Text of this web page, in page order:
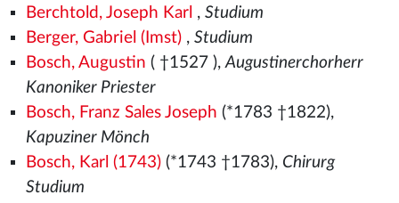
Berchtold, Joseph Karl , Studium
Berger, Gabriel (Imst), Studium
Bosch, Augustin ( †1527 ),Augustinerchorherr
Kanoniker Priester
Bosch, Franz Sales Joseph (*1783 †1822),
Kapuziner Mönch
Bosch, Karl (1743)(*1743 †1783), Chirurg
Studium